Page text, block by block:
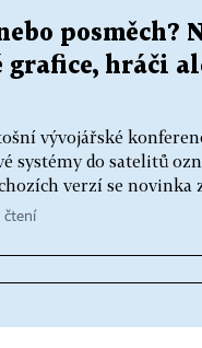
grafice, hráči
vývojářské
systémy do satelitů
verzí se
čtení